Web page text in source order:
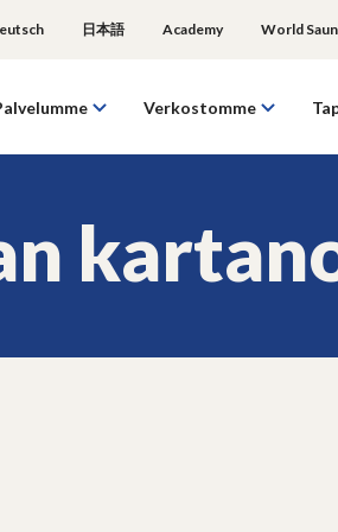
日本語 Academy World
Verkostomme